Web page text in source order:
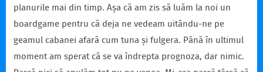
planurile mai din timp. Așa că am zis să luăm la noi un
boardgame pentru că deja ne vedeam uitându-ne pe
geamul cabanei afară cum tuna și fulgera. Până în ultimul
moment am sperat că se va îndrepta prognoza, dar nimic.